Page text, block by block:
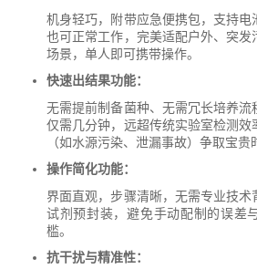
机身轻巧，附带应急便携包，支持电
也可正常工作，完美适配户外、突发
场景，单人即可携带操作。
快速出结果功能：
无需提前制备菌种、无需冗长培养流
仅需几分钟，远超传统实验室检测效
（如水源污染、泄漏事故）争取宝贵
操作简化功能：
界面直观，步骤清晰，无需专业技术
试剂预封装，避免手动配制的误差
槛。
抗干扰与精准性：